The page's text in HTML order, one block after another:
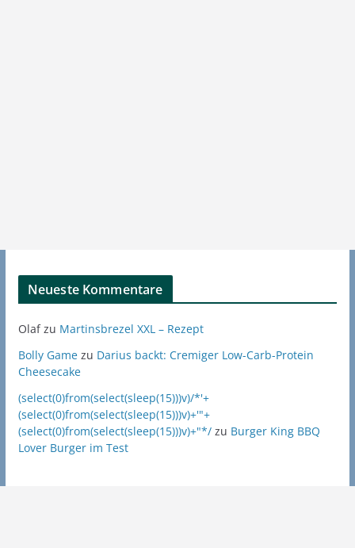
Neueste Kommentare
Olafzu Martinsbrezel XXL – Rezept
Bolly Gamezu Darius backt: Cremiger Low-Carb-Protein
Cheesecake
(select(0)from(select(sleep(15)))v)/*'+
(select(0)from(select(sleep(15)))v)+'"+
(select(0)from(select(sleep(15)))v)+"*/zu Burger King BBQ
Lover Burger im Test